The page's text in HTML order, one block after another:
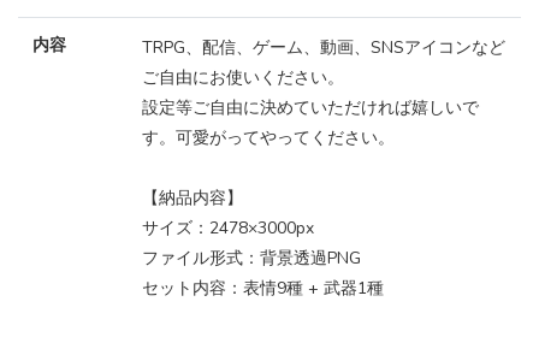
内容
TRPG、配信、ゲーム、動画、SNSアイコンなど
ご自由にお使いください。
設定等ご自由に決めていただければ嬉しいで
す。可愛がってやってください。
【納品内容】
サイズ：2478×3000px
ファイル形式：背景透過PNG
セット内容：表情9種 + 武器1種